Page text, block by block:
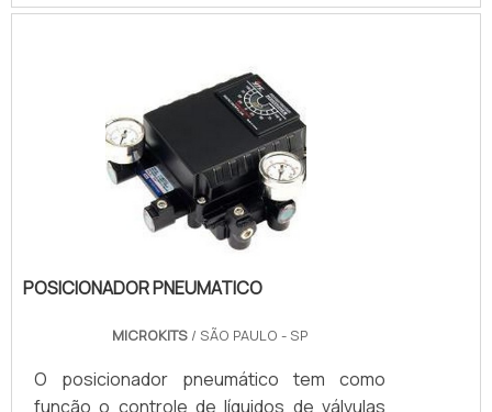
definido.Características do posicionador
alumínio pintado com tinta epóxi; Possui
classe de proteção contra intempéries
IP66; É um equipamento básico na
transformação de uma válvula com atuador
POSICIONADOR PNEUMATICO
MICROKITS/ SÃO PAULO - SP
O posicionador pneumático tem como
função o controle de líquidos de válvulas